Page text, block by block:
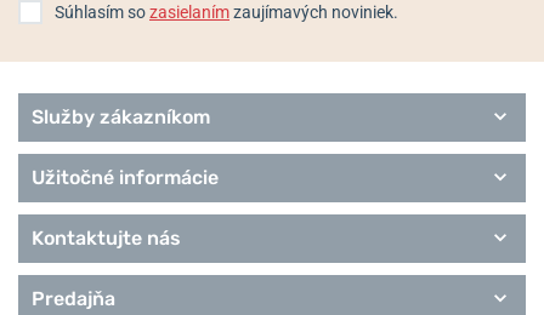
EleganceSúhlasím sozasielanímzaujímavých noviniek.
Služby zákazníkom
Užitočné informácie
Kontaktujte nás
Predajňa